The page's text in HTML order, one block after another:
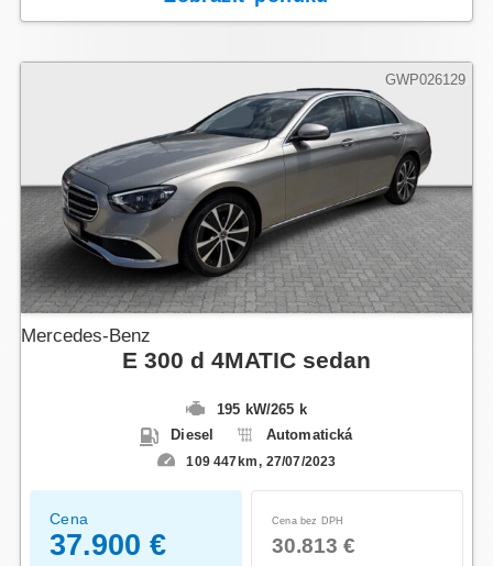
Mercedes-Benz
E 300 d 4MATIC sedan
195 kW/265 k
Diesel
Automatická
109 447km 27/07/2023
GWP026129
Cena
37.900 €
Cena bez DPH
30.813 €